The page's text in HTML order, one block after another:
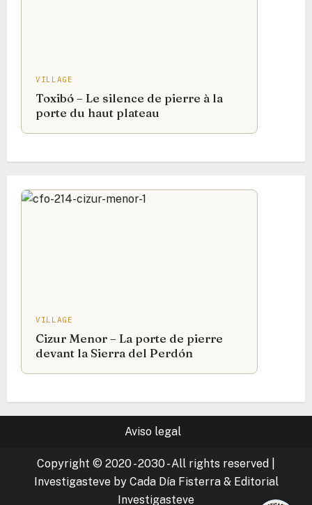
VILLAGE
Toxibó – Le silence de pierre à la
porte du haut plateau
VILLAGE
Cizur Menor – La porte de pierre
devant la Sierra del Perdón
Aviso legal
Copyright © 2020 - 2030 - All rights reserved
Investigasteve by Cada Día Fisterra & Editorial
Investigasteve